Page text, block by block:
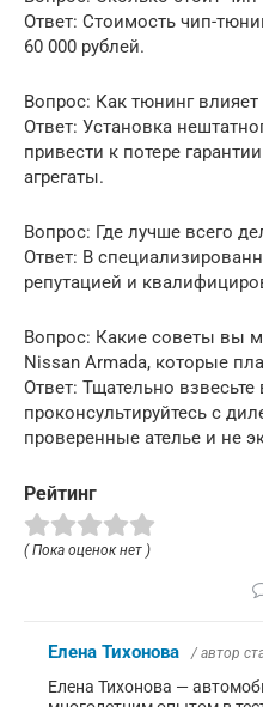
Ответ: Стоимость чип-
60 000 рублей.
Вопрос: Как тюнинг влияет
Ответ: Установка
привести к потере
агрегаты.
Вопрос: Где лучше всего
Ответ: В
репутацией и
Вопрос: Какие советы вы
Nissan Armada, которые
Ответ: Тщательно взвесьте
проконсультируйтесь с
проверенные ателье и не
Рейтинг
( Пока оценок нет )
Елена Тихонова / автор
Елена Тихонова —